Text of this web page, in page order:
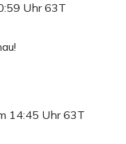
Uhr63T
14:45 Uhr63T